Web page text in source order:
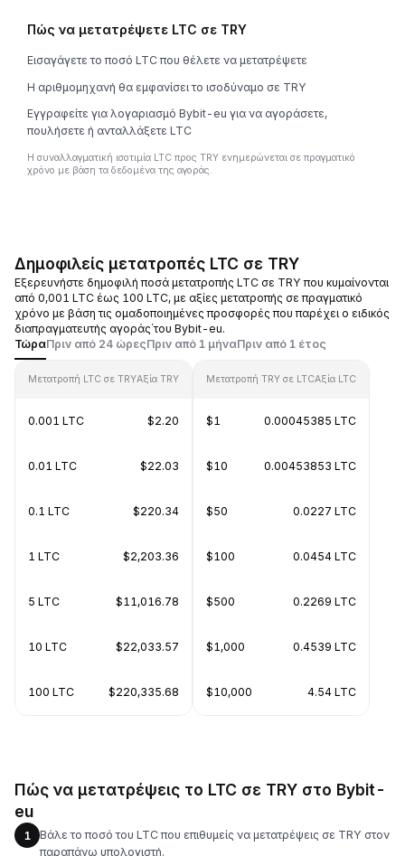
Πώς να μετατρέψετε LTC σε TRY
Εισαγάγετε το ποσό LTC που θέλετε να μετατρέψετε
Η αριθμομηχανή θα εμφανίσει το ισοδύναμο σε TRY
Εγγραφείτε για λογαριασμό Bybit-eu για να αγοράσετε,
πουλήσετε ή ανταλλάξετε LTC
Η συναλλαγματική ισοτιμία LTC προς TRY ενημερώνεται σε πραγματικό
χρόνο με βάση τα δεδομένα της αγοράς.
Δημοφιλείς μετατροπές LTC σε TRY
Εξερευνήστε δημοφιλή ποσά μετατροπής LTC σε TRY που κυμαίνονται
από 0,001 LTC έως 100 LTC, με αξίες μετατροπής σε πραγματικό
χρόνο με βάση τις ομαδοποιημένες προσφορές που παρέχει ο ειδικός
διαπραγματευτής αγοράς΄του Bybit-eu.
ΤώραΠριν από 24 ώρεςΠριν από 1 μήναΠριν από 1 έτος
Μετατροπή LTC σε TRYΑξία TRY
0.001 LTC $2.20
0.01 LTC $22.03
0.1 LTC $220.34
1 LTC $2,203.36
5 LTC $11,016.78
10 LTC $22,033.57
100 LTC $220,335.68
Μετατροπή TRY σε LTCΑξία LTC
$1 0.00045385 LTC
$10 0.00453853 LTC
$50 0.0227 LTC
$100 0.0454 LTC
$500 0.2269 LTC
$1,000 0.4539 LTC
$10,000 4.54 LTC
Πώς να μετατρέψεις το LTC σε TRY στο Bybit-
eu
1
Βάλε το ποσό του LTC που επιθυμείς να μετατρέψεις σε TRY στον
παραπάνω υπολογιστή.